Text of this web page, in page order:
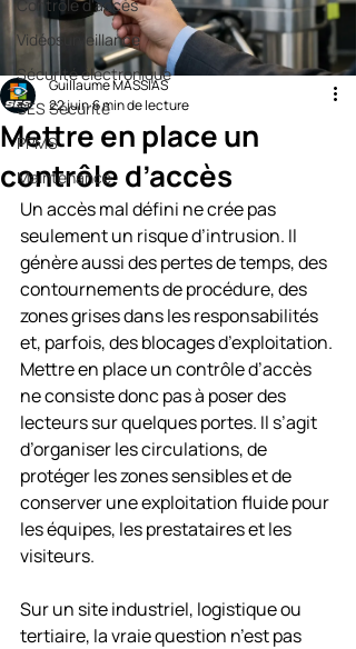
Contrôle d'accès
Vidéosurveillance
Sécurité électronique
SES Sécurité
PPMS
Maintenance
Mettre en place un
contrôle d’accès
Guillaume MASSIAS
22 juin6 min de lecture
Un accès mal défini ne crée pas
seulement un risque d’intrusion. Il
génère aussi des pertes de temps, des
contournements de procédure, des
zones grises dans les responsabilités
et, parfois, des blocages d’exploitation.
Mettre en place un contrôle d’accès
ne consiste donc pas à poser des
lecteurs sur quelques portes. Il s’agit
d’organiser les circulations, de
protéger les zones sensibles et de
conserver une exploitation fluide pour
les équipes, les prestataires et les
visiteurs.
Sur un site industriel, logistique ou
tertiaire, la vraie question n’est pas